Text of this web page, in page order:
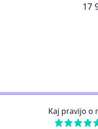
17
Kaj pravijo o